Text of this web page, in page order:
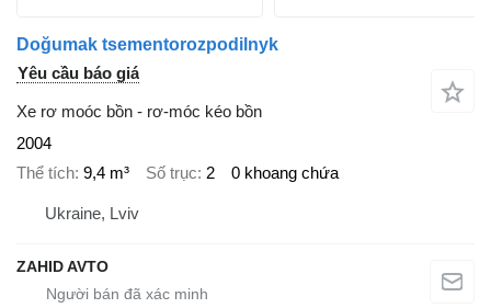
Doğumak tsementorozpodilnyk
Yêu cầu báo giá
Xe rơ moóc bồn - rơ-móc kéo bồn
2004
Thể tích 9,4 m³ Số trục 2 0 khoang chứa
Ukraine, Lviv
ZAHID AVTO